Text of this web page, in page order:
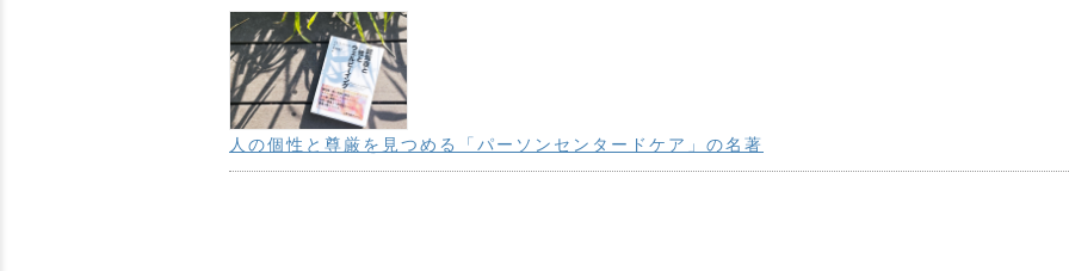
人の個性と尊厳を見つめる「パーソンセンタードケア」の名著